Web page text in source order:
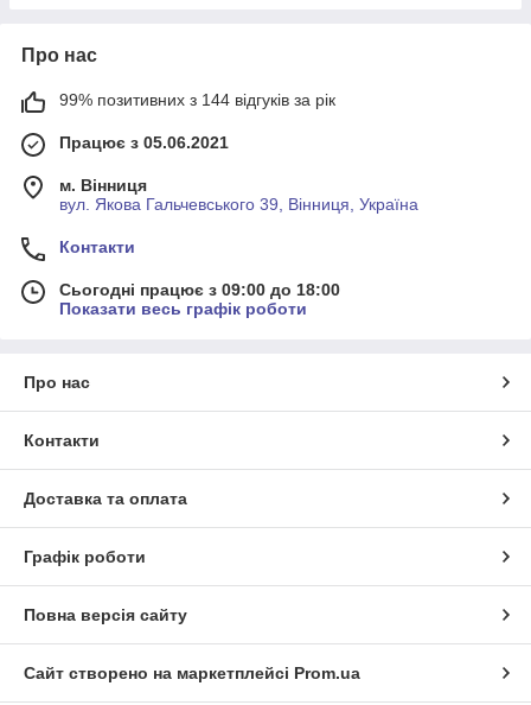
Про нас
99% позитивних з 144 відгуків за рік
Працює з 05.06.2021
м. Вінниця
вул. Якова Гальчевського 39, Вінниця, Україна
Контакти
Сьогодні працює з 09:00 до 18:00
Показати весь графік роботи
Про нас
Контакти
Доставка та оплата
Графік роботи
Повна версія сайту
Сайт створено на маркетплейсі Prom.ua